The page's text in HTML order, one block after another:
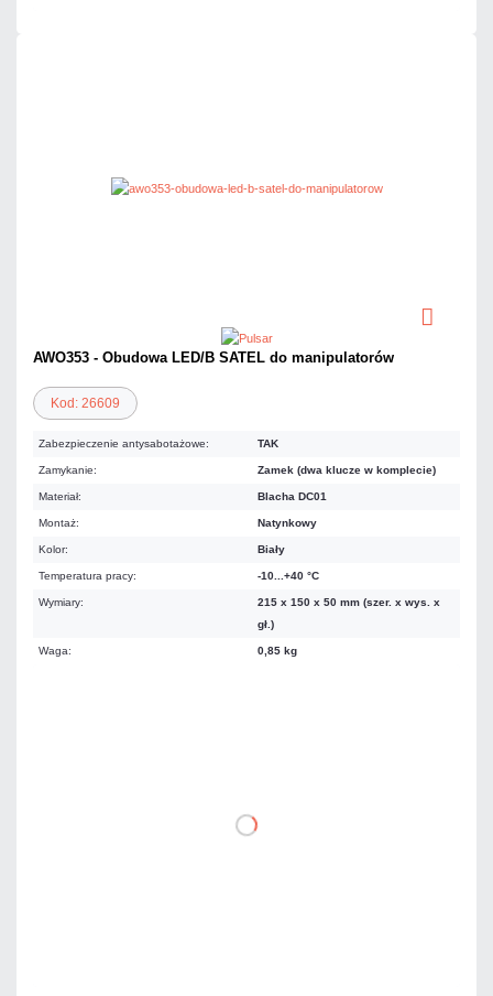
AWO353 - Obudowa LED/B SATEL do manipulatorów
Kod: 26609
Zabezpieczenie antysabotażowe: TAK
Zamykanie: Zamek (dwa klucze w komplecie)
Materiał: Blacha DC01
Montaż: Natynkowy
Kolor: Biały
Temperatura pracy: -10...+40 °C
Wymiary:
215 x 150 x 50 mm (szer. x wys. x
gł.)
Waga: 0,85 kg
DO KOSZYKA